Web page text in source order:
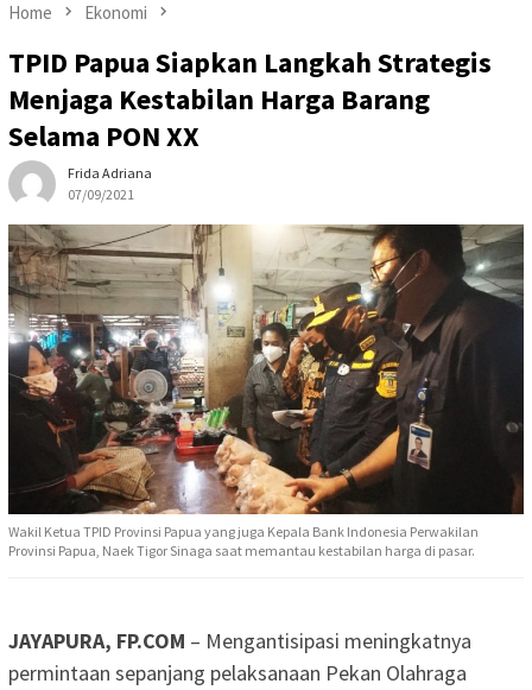
Home Ekonomi
TPID Papua Siapkan Langkah Strategis
Menjaga Kestabilan Harga Barang
Selama PON XX
Frida Adriana
07/09/2021
Wakil Ketua TPID Provinsi Papua yang juga Kepala Bank Indonesia Perwakilan
Provinsi Papua, Naek Tigor Sinaga saat memantau kestabilan harga di pasar.
JAYAPURA, FP.COM – Mengantisipasi meningkatnya
permintaan sepanjang pelaksanaan Pekan Olahraga